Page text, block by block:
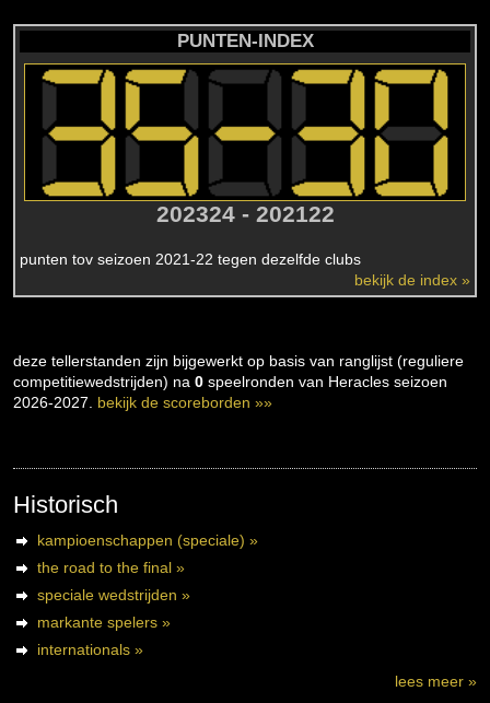
PUNTEN-INDEX
202324 - 202122
punten tov seizoen 2021-22 tegen dezelfde clubs
bekijk de index »
deze tellerstanden zijn bijgewerkt op basis van ranglijst (reguliere
competitiewedstrijden) na 0 speelronden van Heracles seizoen
2026-2027. bekijk de scoreborden »»
Historisch
kampioenschappen (speciale) »
the road to the final »
speciale wedstrijden »
markante spelers »
internationals »
lees meer »